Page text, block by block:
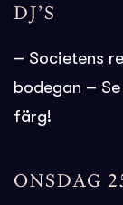
DJ’S
– Societens
bodegan –
färg!
ONSDAG